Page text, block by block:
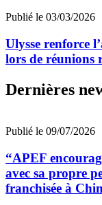
Publié le 03/03/2026
Ulysse renforce
lors de réunions
Dernières
Publié le 09/07/2026
“APEF
avec sa propre
franchisée à